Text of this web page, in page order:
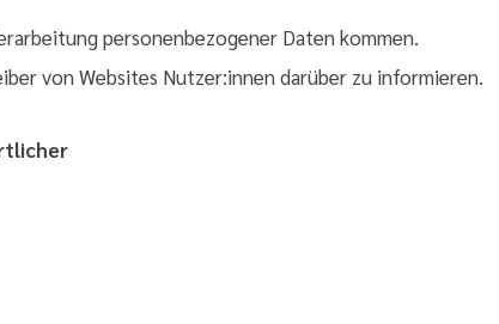
personenbezogener Daten kommen.
von Websites Nutzer:innen darüber zu informieren.